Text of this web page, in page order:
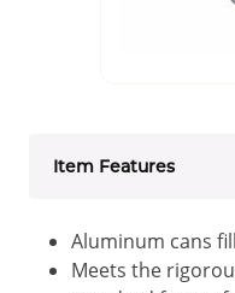
Item Features
Aluminum cans
Meets the